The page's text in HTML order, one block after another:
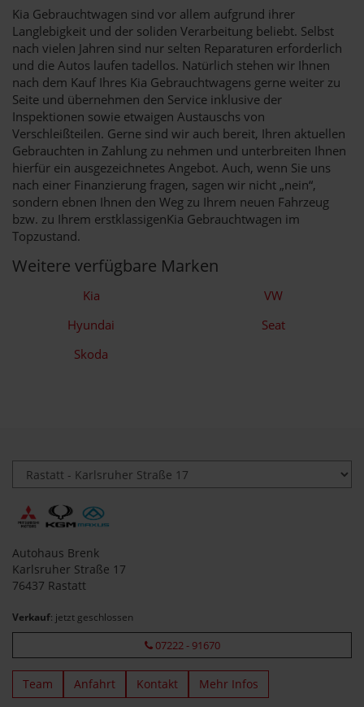
Kia Gebrauchtwagen sind vor allem aufgrund ihrer
Langlebigkeit und der soliden Verarbeitung beliebt. Selbst
nach vielen Jahren sind nur selten Reparaturen erforderlich
und die Autos laufen tadellos. Natürlich stehen wir Ihnen
nach dem Kauf Ihres Kia Gebrauchtwagens gerne weiter zu
Seite und übernehmen den Service inklusive der
Inspektionen sowie etwaigen Austauschs von
Verschleißteilen. Gerne sind wir auch bereit, Ihren aktuellen
Gebrauchten in Zahlung zu nehmen und unterbreiten Ihnen
hierfür ein ausgezeichnetes Angebot. Auch, wenn Sie uns
nach einer Finanzierung fragen, sagen wir nicht „nein“,
sondern ebnen Ihnen den Weg zu Ihrem neuen Fahrzeug
bzw. zu Ihrem erstklassigenKia Gebrauchtwagen im
Topzustand.
Weitere verfügbare Marken
Kia
VW
Hyundai
Seat
Skoda
Autohaus Brenk
Karlsruher Straße 17
76437 Rastatt
Verkauf: jetzt geschlossen
07222 - 91670
Team Anfahrt Kontakt Mehr Infos